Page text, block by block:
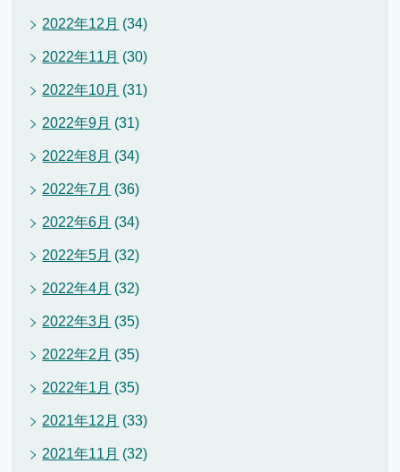
2022年12月 (34)
2022年11月 (30)
2022年10月 (31)
2022年9月 (31)
2022年8月 (34)
2022年7月 (36)
2022年6月 (34)
2022年5月 (32)
2022年4月 (32)
2022年3月 (35)
2022年2月 (35)
2022年1月 (35)
2021年12月 (33)
2021年11月 (32)